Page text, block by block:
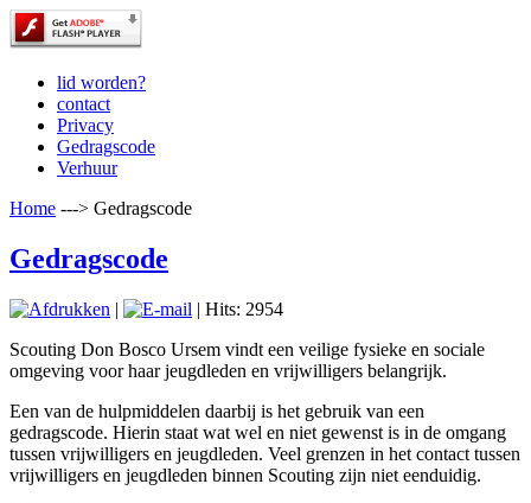
lid worden?
contact
Privacy
Gedragscode
Verhuur
Home ---> Gedragscode
Gedragscode
|
| Hits: 2954
Scouting Don Bosco Ursem vindt een veilige fysieke en sociale
omgeving voor haar jeugdleden en vrijwilligers belangrijk.
Een van de hulpmiddelen daarbij is het gebruik van een
gedragscode. Hierin staat wat wel en niet gewenst is in de omgang
tussen vrijwilligers en jeugdleden. Veel grenzen in het contact tussen
vrijwilligers en jeugdleden binnen Scouting zijn niet eenduidig.